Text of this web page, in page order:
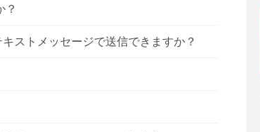
？
ストメッセージで送信できますか？